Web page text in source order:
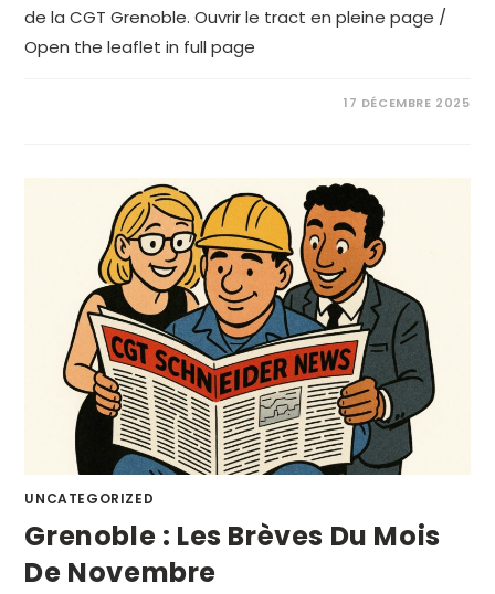
de la CGT Grenoble. Ouvrir le tract en pleine page /
Open the leaflet in full page
17 DÉCEMBRE 2025
UNCATEGORIZED
Grenoble : Les Brèves Du Mois
De Novembre